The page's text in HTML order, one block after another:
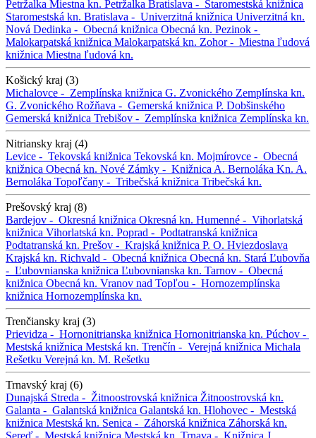
Petržalka Miestna kn. Petržalka Bratislava - Staromestská knižnica
Staromestská kn. Bratislava - Univerzitná knižnica Univerzitná kn.
Nová Dedinka - Obecná knižnica Obecná kn. Pezinok -
Malokarpatská knižnica Malokarpatská kn. Zohor - Miestna ľudová
knižnica Miestna ľudová kn.
Košický kraj (3)
Michalovce - Zemplínska knižnica G. Zvonického Zemplínska kn.
G. Zvonického Rožňava - Gemerská knižnica P. Dobšinského
Gemerská knižnica Trebišov - Zemplínska knižnica Zemplínska kn.
Nitriansky kraj (4)
Levice - Tekovská knižnica Tekovská kn. Mojmírovce - Obecná
knižnica Obecná kn. Nové Zámky - Knižnica A. Bernoláka Kn. A.
Bernoláka Topoľčany - Tribečská knižnica Tribečská kn.
Prešovský kraj (8)
Bardejov - Okresná knižnica Okresná kn. Humenné - Vihorlatská
knižnica Vihorlatská kn. Poprad - Podtatranská knižnica
Podtatranská kn. Prešov - Krajská knižnica P. O. Hviezdoslava
Krajská kn. Richvald - Obecná knižnica Obecná kn. Stará Ľubovňa
- Ľubovnianska knižnica Ľubovnianska kn. Tarnov - Obecná
knižnica Obecná kn. Vranov nad Topľou - Hornozemplínska
knižnica Hornozemplínska kn.
Trenčiansky kraj (3)
Prievidza - Hornonitrianska knižnica Hornonitrianska kn. Púchov -
Mestská knižnica Mestská kn. Trenčín - Verejná knižnica Michala
Rešetku Verejná kn. M. Rešetku
Trnavský kraj (6)
Dunajská Streda - Žitnoostrovská knižnica Žitnoostrovská kn.
Galanta - Galantská knižnica Galantská kn. Hlohovec - Mestská
knižnica Mestská kn. Senica - Záhorská knižnica Záhorská kn.
Sereď - Mestská knižnica Mestská kn. Trnava - Knižnica J.